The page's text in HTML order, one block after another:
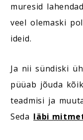
muresid
veel olemaski
ideid.
Ja nii sündiski
püüab jõuda
teadmisi ja
Seda läbi